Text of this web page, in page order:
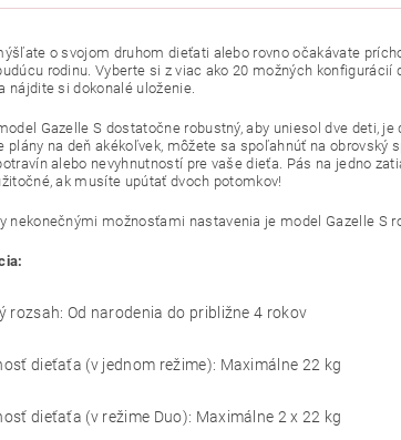
o svojom druhom dieťati alebo rovno očakávate
rodinu. Vyberte si z viac ako 20 možných
nájdite si dokonalé uloženie.
Gazelle S dostatočne robustný, aby uniesol dve deti,
plány na deň akékoľvek, môžete sa spoľahnúť na
alebo nevyhnutností pre vaše dieťa. Pás na jedno
ak musíte upútať dvoch potomkov!
nekonečnými možnosťami nastavenia je model Gazelle S
rozsah: Od narodenia do približne 4 rokov
dieťaťa (v jednom režime): Maximálne 22 kg
dieťaťa (v režime Duo): Maximálne 2 x 22 kg